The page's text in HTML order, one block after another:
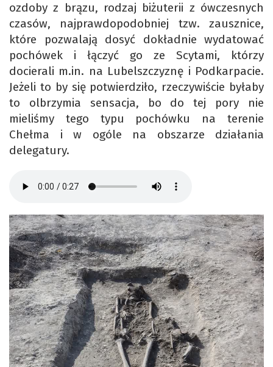
ozdoby z brązu, rodzaj biżuterii z ówczesnych
czasów, najprawdopodobniej tzw. zausznice,
które pozwalają dosyć dokładnie wydatować
pochówek i łączyć go ze Scytami, którzy
docierali m.in. na Lubelszczyznę i Podkarpacie.
Jeżeli to by się potwierdziło, rzeczywiście byłaby
to olbrzymia sensacja, bo do tej pory nie
mieliśmy tego typu pochówku na terenie
Chełma i w ogóle na obszarze działania
delegatury.